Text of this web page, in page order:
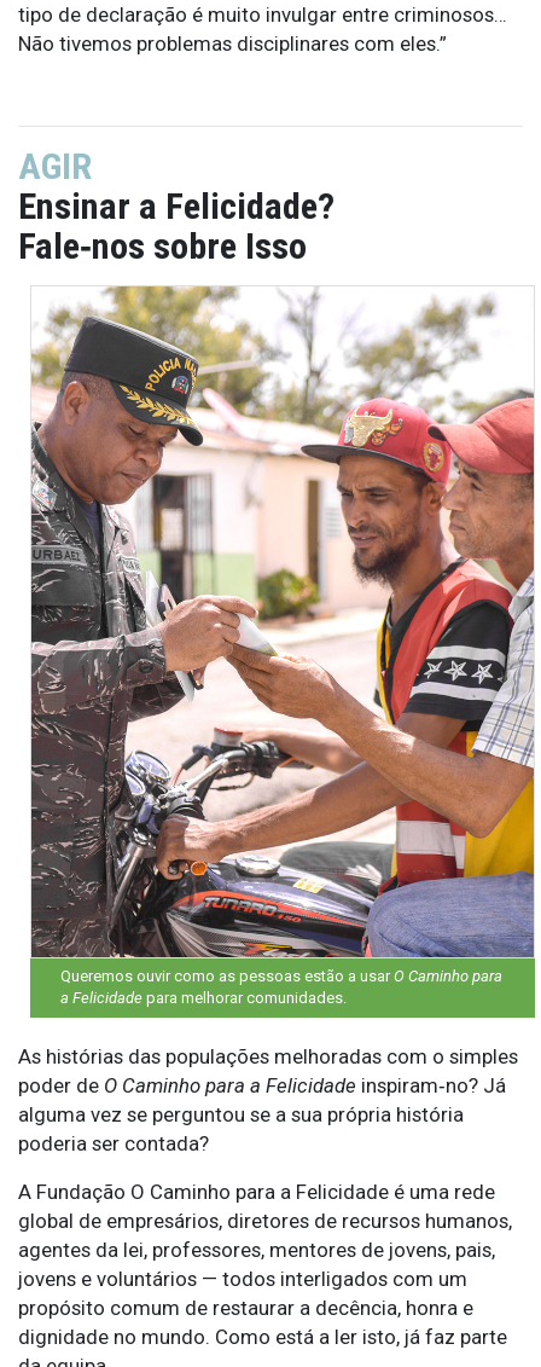
tipo de declaração é muito invulgar entre criminosos…
Não tivemos problemas disciplinares com eles.”
AGIR
Ensinar a Felicidade?
Fale‑nos sobre Isso
Queremos ouvir como as pessoas estão a usarO Caminho para
a Felicidade para melhorar comunidades.
As histórias das populações melhoradas com o simples
poder de O Caminho para a Felicidade inspiram‑no? Já
alguma vez se perguntou se a sua própria história
poderia ser contada?
A Fundação O Caminho para a Felicidade é uma rede
global de empresários, diretores de recursos humanos,
agentes da lei, professores, mentores de jovens, pais,
jovens e voluntários — todos interligados com um
propósito comum de restaurar a decência, honra e
dignidade no mundo. Como está a ler isto, já faz parte